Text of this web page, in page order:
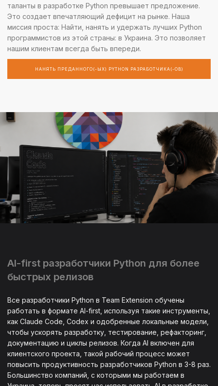
таланты в разработке Python превышает предложение.
Это создает впечатляющий дефицит на рынке. Наша
миссия проста: Найти, нанять и удержать лучших Python
программистов из этой страны: в Украина. Это позволяет
нашим клиентам всегда быть впереди.
НАНЯТЬ ПРЕДАННОГО(-ЫХ) PYTHON РАЗРАБОТЧИКА(-ОВ)
AI-first разработчики Python для более
быстрых релизов
Все разработчики Python в Team Extension обучены
работать в формате AI-first, используя такие инструменты,
как Claude Code, Codex и одобренные локальные модели,
чтобы ускорять разработку, тестирование, рефакторинг,
документацию и циклы релизов. Когда AI включен для
клиентского проекта, такой рабочий процесс может
повысить продуктивность разработчиков Python в 3-8 раз.
Большинство компаний, с которыми мы работаем в